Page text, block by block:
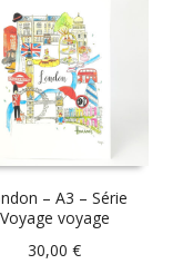
– A3 – Série
Voyage voyage
30,00€